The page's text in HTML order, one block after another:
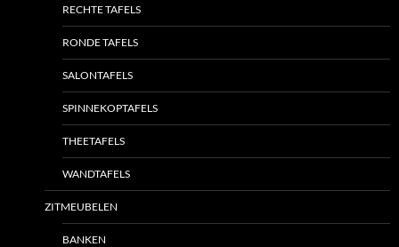
RECHTE TAFELS
RONDE TAFELS
SALONTAFELS
SPINNEKOPTAFELS
THEETAFELS
WANDTAFELS
ZITMEUBELEN
BANKEN